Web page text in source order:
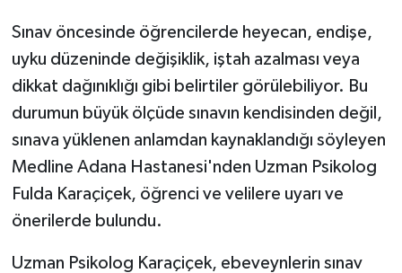
Sınav öncesinde öğrencilerde heyecan, endişe,
uyku düzeninde değişiklik, iştah azalması veya
dikkat dağınıklığı gibi belirtiler görülebiliyor. Bu
durumun büyük ölçüde sınavın kendisinden değil,
sınava yüklenen anlamdan kaynaklandığı söyleyen
Medline Adana Hastanesi'nden Uzman Psikolog
Fulda Karaçiçek, öğrenci ve velilere uyarı ve
önerilerde bulundu.
Uzman Psikolog Karaçiçek, ebeveynlerin sınav
İş Dünyası
Jandarma
Kadın
KÜLTÜR SANAT